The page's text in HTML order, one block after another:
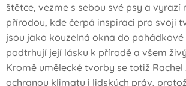
štětce, vezme s sebou své psy a vyrazí
přírodou, kde čerpá inspiraci pro svoji
jsou jako kouzelná okna do
podtrhují její lásku k přírodě a všem
Kromě umělecké tvorby se totiž Rachel
ochranou klimatu i lidských práv,